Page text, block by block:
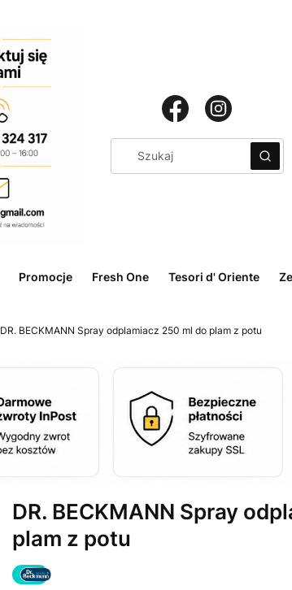
WyczyśćSzukaj
Promocje Fresh One Tesori d' Oriente
DR. BECKMANN Spray odplamiacz 250 ml do plam z potu
DR. BECKMANN Spray
plam z potu